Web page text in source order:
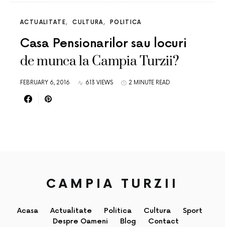
ACTUALITATE CULTURA POLITICA
Casa Pensionarilor sau locuri
de munca la Campia Turzii?
FEBRUARY 6, 2016 613 VIEWS 2 MINUTE READ
CAMPIA TURZII
Acasa Actualitate Politica Cultura
Sport
Despre Oameni
Blog Contact